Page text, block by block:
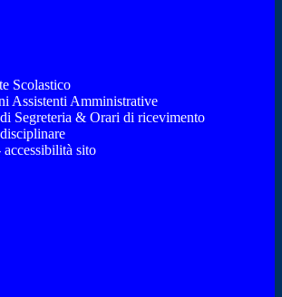
Scolastico
Assistenti Amministrative
Segreteria & Orari di ricevimento
sito